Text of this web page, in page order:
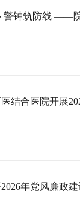
警钟筑防线 ——
结合医院开展
年党风廉政